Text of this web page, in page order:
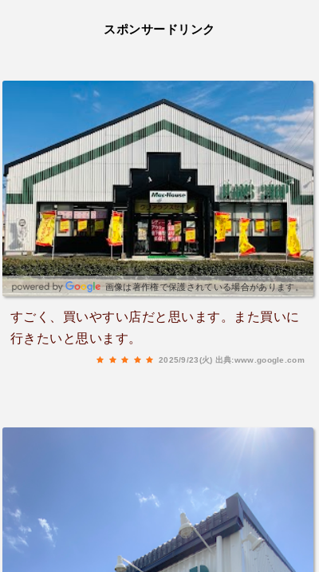
スポンサードリンク
画像は著作権で保護されている場合があります。
すごく、買いやすい店だと思います。また買いに
行きたいと思います。
2025/9/23(火) 出典:www.google.com